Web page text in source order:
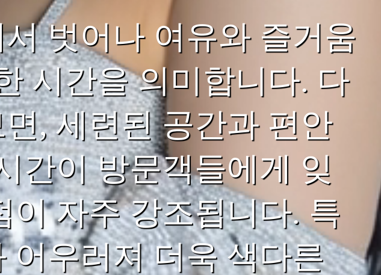
벗어나 여유와 즐거움
시간을 의미합니다. 다
, 세련된 공간과 편안
간이 방문객들에게 잊
자주 강조됩니다. 특
어우러져 더욱 색다른